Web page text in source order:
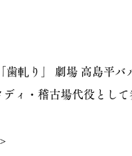
歯軋り」 劇場 高島平バ
ディ・稽古場代役として